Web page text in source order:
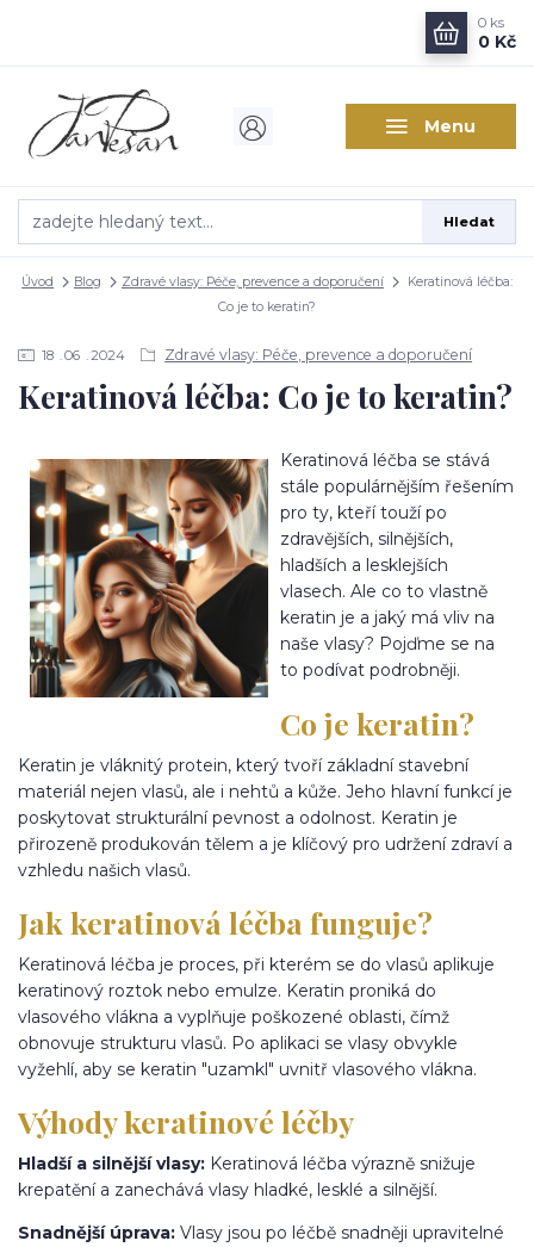
Menu
Hledat
0 ks
0 Kč
Úvod Blog Zdravé vlasy: Péče, prevence a doporučení
Keratinová léčba:
Co je to keratin?
18 06 2024 Zdravé vlasy: Péče, prevence a doporučení
Keratinová léčba: Co je to keratin?
Keratinová léčba se stává
stále populárnějším řešením
pro ty, kteří touží po
zdravějších, silnějších,
hladších a lesklejších
vlasech. Ale co to vlastně
keratin je a jaký má vliv na
naše vlasy? Pojďme se na
to podívat podrobněji.
Co je keratin?
Keratin je vláknitý protein, který tvoří základní stavební
materiál nejen vlasů, ale i nehtů a kůže. Jeho hlavní funkcí je
poskytovat strukturální pevnost a odolnost. Keratin je
přirozeně produkován tělem a je klíčový pro udržení zdraví a
vzhledu našich vlasů.
Jak keratinová léčba funguje?
Keratinová léčba je proces, při kterém se do vlasů aplikuje
keratinový roztok nebo emulze. Keratin proniká do
vlasového vlákna a vyplňuje poškozené oblasti, čímž
obnovuje strukturu vlasů. Po aplikaci se vlasy obvykle
vyžehlí, aby se keratin "uzamkl" uvnitř vlasového vlákna.
Výhody keratinové léčby
Hladší a silnější vlasy: Keratinová léčba výrazně snižuje
krepatění a zanechává vlasy hladké, lesklé a silnější.
Snadnější úprava: Vlasy jsou po léčbě snadněji upravitelné